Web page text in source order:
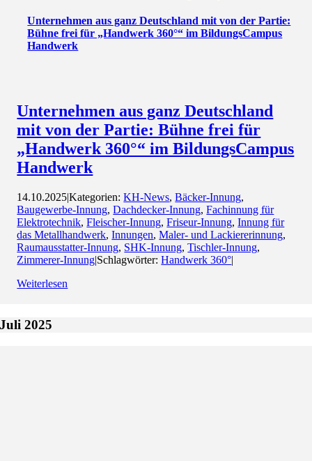
Unternehmen aus ganz Deutschland mit von der Partie:
Bühne frei für „Handwerk 360°“ im BildungsCampus
Handwerk
Unternehmen aus ganz Deutschland
mit von der Partie: Bühne frei für
„Handwerk 360°“ im BildungsCampus
Handwerk
14.10.2025|Kategorien:KH-News,Bäcker-Innung,
Baugewerbe-Innung,Dachdecker-Innung,Fachinnung für
Elektrotechnik,Fleischer-Innung,Friseur-Innung,Innung für
das Metallhandwerk,Innungen,Maler- und Lackiererinnung,
Raumausstatter-Innung, SHK-Innung,Tischler-Innung,
Zimmerer-Innung|Schlagwörter:Handwerk 360°|
Weiterlesen
Juli 2025